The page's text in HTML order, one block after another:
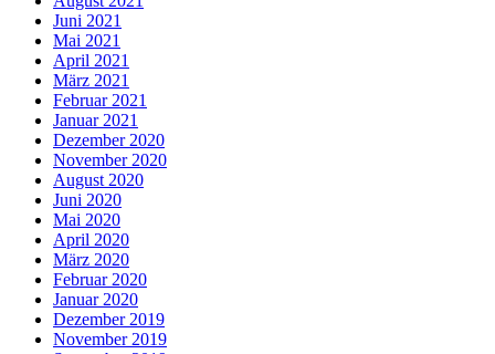
Juni 2021
Mai 2021
April 2021
März 2021
Februar 2021
Januar 2021
Dezember 2020
November 2020
August 2020
Juni 2020
Mai 2020
April 2020
März 2020
Februar 2020
Januar 2020
Dezember 2019
November 2019